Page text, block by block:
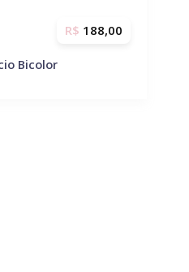
Bicolor
R$ 188,00